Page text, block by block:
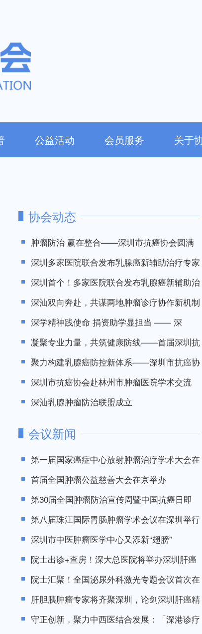
公益活动 会员服务 关于
协会动态
肿瘤防治 赢在整合——深圳市抗癌协会圆满
深圳多家医院联合发布乳腺癌新辅助治疗专家
深圳首个！多家医院联合发布乳腺癌新辅助治
深汕双向奔赴，共谋两地肿瘤诊疗协作新机制
深学精神践使命 捐资助学显担当 —— 深
凝聚专业力量，共筑健康防线——首届深圳抗
聚力构建乳腺癌防控新体系——深圳市抗癌协
深圳市抗癌协会赴林州市肿瘤医院学术交流
深汕乳腺肿瘤防治联盟成立
会议新闻
第一届国家癌症中心放射肿瘤治疗学术大会在
首届全国肿瘤公益慈善大会在京举办
第30届全国肿瘤防治宣传周暨中国抗癌日即
第八届珠江国际胃肠肿瘤学术会议在深圳举行
深圳市中医肿瘤医学中心又添新“翅膀”
院士出诊+查房！深大总医院将举办深圳肝癌
院士汇聚！全国泌尿外科激光专题会议首次在
肝胆胰肿瘤专家将齐聚深圳，论剑深圳肝癌精
守正创新，聚力中西医结合发展：「深港诊疗